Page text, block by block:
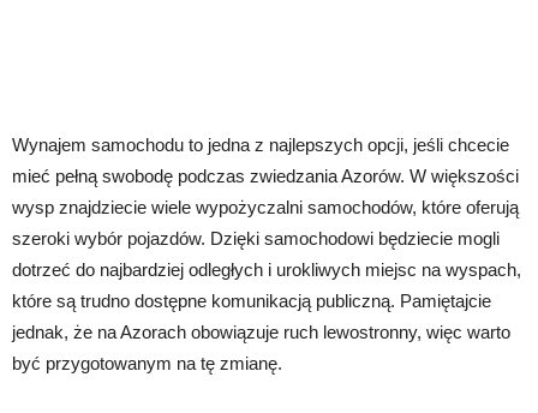
Wynajem samochodu to jedna z najlepszych opcji, jeśli chcecie
mieć pełną swobodę podczas zwiedzania Azorów. W większości
wysp znajdziecie wiele wypożyczalni samochodów, które oferują
szeroki wybór pojazdów. Dzięki samochodowi będziecie mogli
dotrzeć do najbardziej odległych i urokliwych miejsc na wyspach,
które są trudno dostępne komunikacją publiczną. Pamiętajcie
jednak, że na Azorach obowiązuje ruch lewostronny, więc warto
być przygotowanym na tę zmianę.